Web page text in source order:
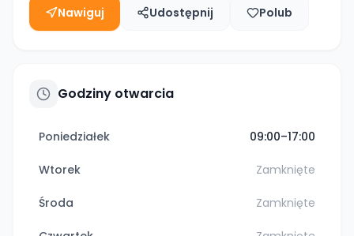
Nawiguj Udostępnij Polub
Godziny otwarcia
Poniedziałek 09:00–17:00
Wtorek Zamknięte
Środa Zamknięte